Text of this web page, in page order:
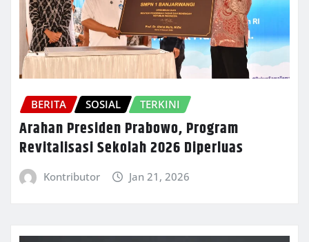
BERITA SOSIAL TERKINI
Arahan Presiden Prabowo, Program
Revitalisasi Sekolah 2026 Diperluas
Kontributor Jan 21, 2026